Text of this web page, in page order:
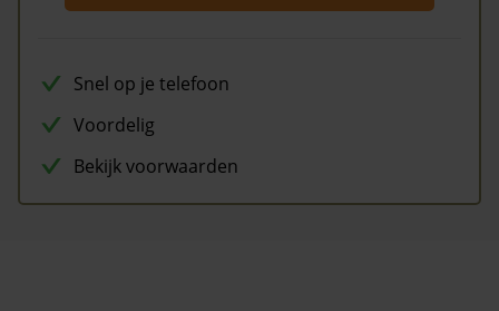
Snel op je telefoon
Voordelig
Bekijk voorwaarden